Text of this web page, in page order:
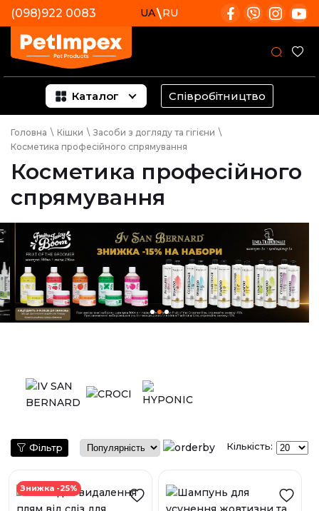
(098)922 0083 UA RU
Каталог Співробітництво
Головна \ Кішки \ Засоби з догляду та гігієни \
Косметика професійного спрямування
Косметика професійного
спрямування
Фільтр Кількість:
Знижка -25%